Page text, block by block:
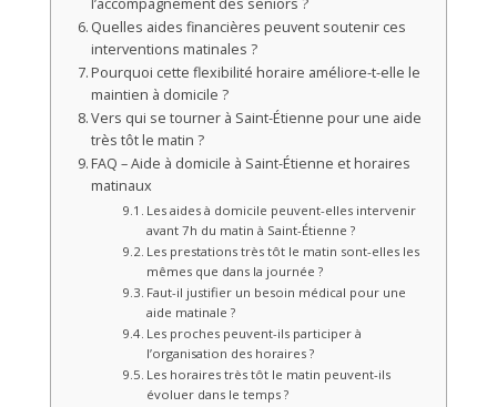
l’accompagnement des seniors ?
Quelles aides financières peuvent soutenir ces
interventions matinales ?
Pourquoi cette flexibilité horaire améliore-t-elle le
maintien à domicile ?
Vers qui se tourner à Saint-Étienne pour une aide
très tôt le matin ?
FAQ – Aide à domicile à Saint-Étienne et horaires
matinaux
Les aides à domicile peuvent-elles intervenir
avant 7h du matin à Saint-Étienne ?
Les prestations très tôt le matin sont-elles les
mêmes que dans la journée ?
Faut-il justifier un besoin médical pour une
aide matinale ?
Les proches peuvent-ils participer à
l’organisation des horaires ?
Les horaires très tôt le matin peuvent-ils
évoluer dans le temps ?